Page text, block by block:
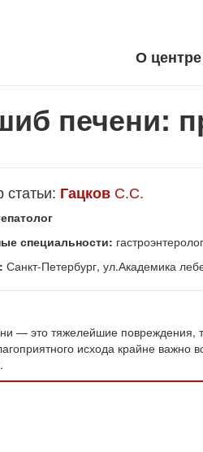
О центре
печени:
статьи: ГацковС.С.
специальности:
Санкт-Петербург, ул.Академика
— это тяжелейшие повреждения,
исхода крайне важно